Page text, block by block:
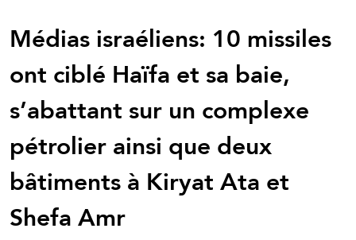
Médias israéliens: 10 missiles
ont ciblé Haïfa et sa baie,
s’abattant sur un complexe
pétrolier ainsi que deux
bâtiments à Kiryat Ata et
Shefa Amr